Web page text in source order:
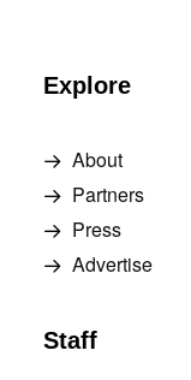
Explore
About
Partners
Press
Advertise
Staff